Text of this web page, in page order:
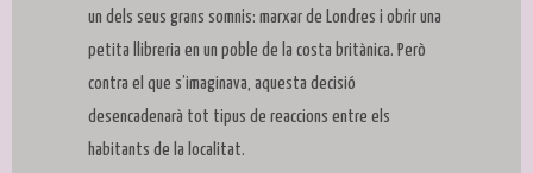
un dels seus grans somnis: marxar de Londres i obrir una
petita llibreria en un poble de la costa britànica. Però
contra el que s’imaginava, aquesta decisió
desencadenarà tot tipus de reaccions entre els
habitants de la localitat.